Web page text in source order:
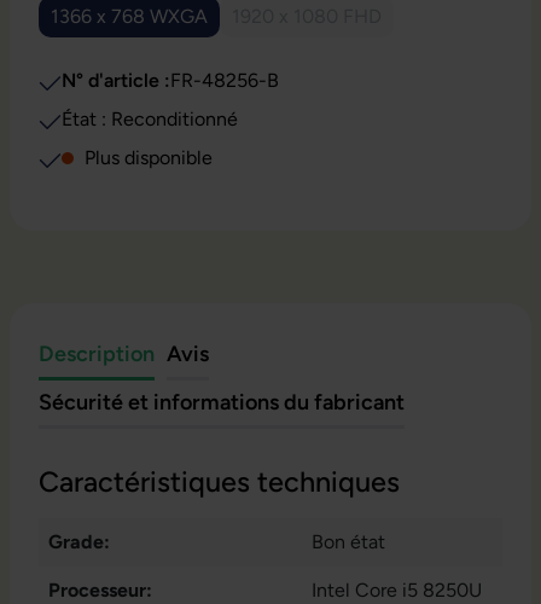
1366 x 768 WXGA
(Cette option n'est pas disponible pour le moment.)
N° d'article :FR-48256-B
État : Reconditionné
Plus disponible
Description Avis
Sécurité et informations du fabricant
Caractéristiques techniques
Grade: Bon état
Processeur:
Intel Core i5 8250U